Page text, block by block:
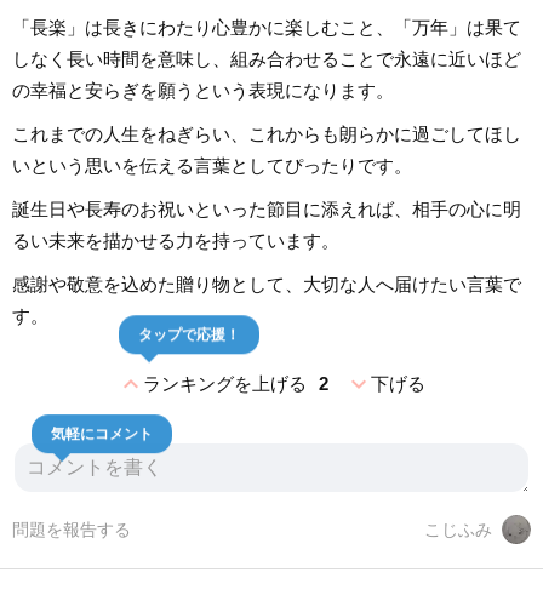
「長楽」は長きにわたり心豊かに楽しむこと、「万年」は果て
しなく長い時間を意味し、組み合わせることで永遠に近いほど
の幸福と安らぎを願うという表現になります。
これまでの人生をねぎらい、これからも朗らかに過ごしてほし
いという思いを伝える言葉としてぴったりです。
誕生日や長寿のお祝いといった節目に添えれば、相手の心に明
るい未来を描かせる力を持っています。
感謝や敬意を込めた贈り物として、大切な人へ届けたい言葉で
す。
expand_lessランキングを上げる 2
タップで応援！
expand_more下げる
気軽にコメント
こじふみ
問題を報告する